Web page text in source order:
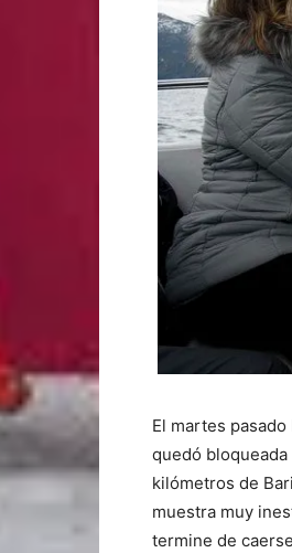
El martes
quedó
kilómetros de
muestra muy
termine de